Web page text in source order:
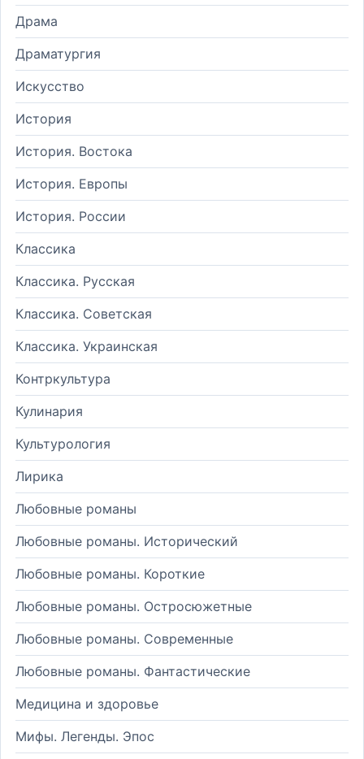
Драма
Драматургия
Искусство
История
История. Востока
История. Европы
История. России
Классика
Классика. Русская
Классика. Советская
Классика. Украинская
Контркультура
Кулинария
Культурология
Лирика
Любовные романы
Любовные романы. Исторический
Любовные романы. Короткие
Любовные романы. Остросюжетные
Любовные романы. Современные
Любовные романы. Фантастические
Медицина и здоровье
Мифы. Легенды. Эпос